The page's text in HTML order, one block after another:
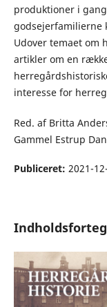
produktioner i
godsejerfamilierne
Udover temaet om
artikler om en
interesse for
Red. af Britta
Gammel Estrup
Publiceret: 2021-